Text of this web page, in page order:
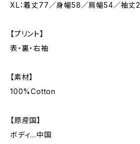
XL：着丈77／身幅58／肩幅54／袖丈
【プリント】
表・裏・右袖
【素材】
100%Cotton
【原産国】
ボディ…中国